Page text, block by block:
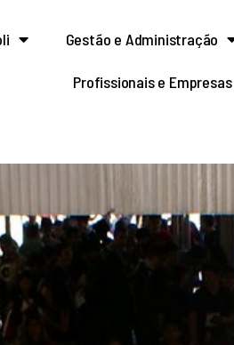
Gestão e Administração
Profissionais e Empresas